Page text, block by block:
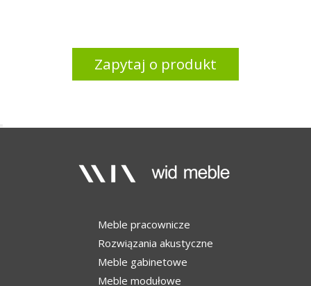
Zapytaj o produkt
Meble pracownicze
Rozwiązania akustyczne
Meble gabinetowe
Meble modułowe